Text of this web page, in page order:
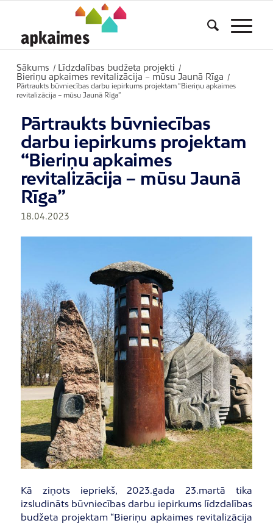
Sākums / Līdzdalības budžeta projekti /
Bieriņu apkaimes revitalizācija – mūsu Jaunā Rīga
/
Pārtraukts būvniecības darbu iepirkums projektam “Bieriņu apkaimes
revitalizācija – mūsu Jaunā Rīga”
Pārtraukts būvniecības
darbu iepirkums projektam
“Bieriņu apkaimes
revitalizācija – mūsu Jaunā
Rīga”
18.04.2023
Kā ziņots iepriekš, 2023.gada 23.martā tika
izsludināts būvniecības darbu iepirkums līdzdalības
budžeta projektam “Bieriņu apkaimes revitalizācija